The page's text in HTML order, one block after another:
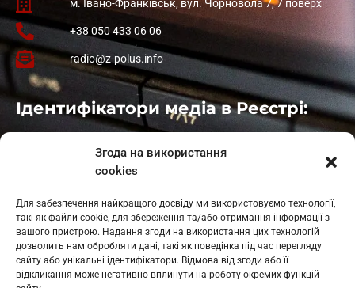
Згода на використання
cookies
Для забезпечення найкращого досвіду ми використовуємо технології,
такі як файли cookie, для збереження та/або отримання інформації з
вашого пристрою. Надання згоди на використання цих технологій
дозволить нам обробляти дані, такі як поведінка під час перегляду
сайту або унікальні ідентифікатори. Відмова від згоди або її
відкликання може негативно вплинути на роботу окремих функцій
м. Івано-Франківськ, вул. Чорновола 7, 7 поверх
+38 050 433 06 06
radio@z-polus.info
Ідентифікатори медіа в Реєстрі:
: L11-01410
: L11-01801
Косів: L11-01805
Гарасимів: L11-02274